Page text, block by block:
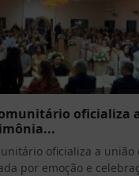
oficializa
oficializa a união
por emoção e